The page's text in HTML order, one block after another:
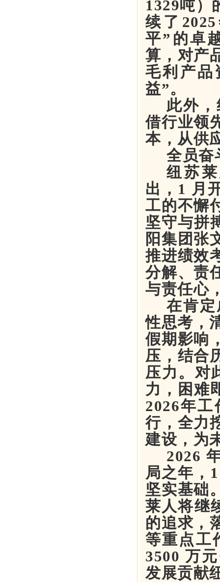
1329吨）
续了
平”的卓
算，对产
毛利产品
益”。
此外，
借行业领
本，从供
全员奋
纽苏
出，1 月
工的不懈
坚守与拼
阳集团张
推进绩效
分解、责
与责任心
在肯
性思考，
假期影响
压，结合
压力。对
力，困难
2026年
行，全力
建设，为
2026
局之年，
坚实基础
莱人将继
的追求，
等重点工
3500 万
发展贡献